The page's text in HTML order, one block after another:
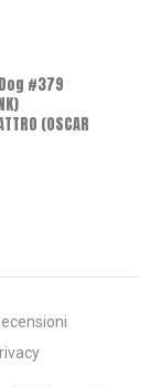
#379
(OSCAR